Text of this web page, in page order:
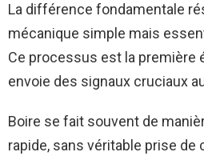
La différence fondamentale
mécanique simple mais
Ce processus est la première
envoie des signaux cruciaux
Boire se fait souvent de
rapide, sans véritable prise de